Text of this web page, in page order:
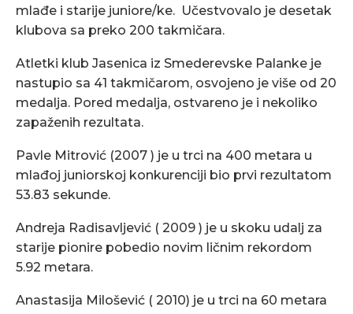
mlađe i starije juniore/ke. Učestvovalo je desetak
klubova sa preko 200 takmičara.
Atletki klub Jasenica iz Smederevske Palanke je
nastupio sa 41 takmičarom, osvojeno je više od 20
medalja. Pored medalja, ostvareno je i nekoliko
zapaženih rezultata.
Pavle Mitrović (2007 ) je u trci na 400 metara u
mlađoj juniorskoj konkurenciji bio prvi rezultatom
53.83 sekunde.
Andreja Radisavljević ( 2009 ) je u skoku udalj za
starije pionire pobedio novim ličnim rekordom
5.92 metara.
Anastasija Milošević ( 2010) je u trci na 60 metara